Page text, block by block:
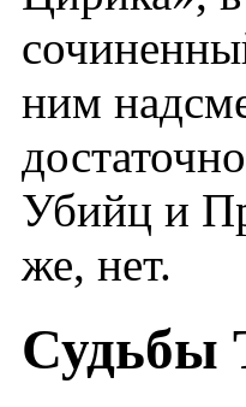
ним
Убийц и
же, нет.
Судьбы